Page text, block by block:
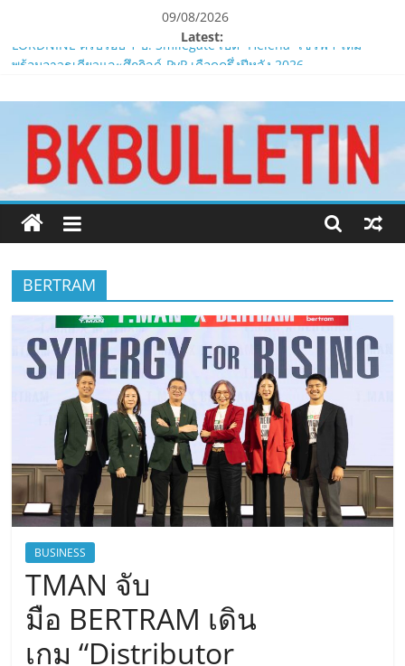
content
09/08/2026
Latest:
LORDNINE ครบรอบ 1 ปี! Smilegate เปิด “Helena” เซิร์ฟฯ ใหม่
บูสต์ EXP กระฉูด 50% พร้อมแจกซัมมอนสูงสุด 1,111 ครั้ง!
LORDNINE จัดศึกคนดังสายเกม ไทย ปะทะ ฟิลิปปินส์ใน “Rise of the
Tenth Lord”
PIPPER STANDARD® เปิดตัวแชมพูอาบน้ำ และ โฟมอาบแห้งสัตว์
เลี้ยง
ห้ามพลาด! Smilegate เปิดตัว ‘เฮเลนา’ เซิร์ฟเวอร์ใหม่ของ
LORDNINE 29 ก.ค. นี้
เสนอ
ข่าว
ครบ
ทุก
BERTRAM
BUSINESS
TMAN จับ
มือ BERTRAM เดิน
เกม “Distributor